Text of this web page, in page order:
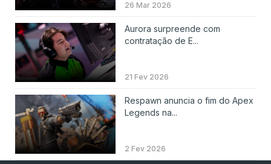
26 Mar 2026
Aurora surpreende com
contratação de E...
21 Fev 2026
Respawn anuncia o fim do Apex
Legends na...
2 Fev 2026